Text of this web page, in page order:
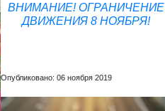
ВНИМАНИЕ! ОГРАНИЧЕНИЕ
ДВИЖЕНИЯ 8 НОЯБРЯ!
Опубликовано: 06 ноября 2019